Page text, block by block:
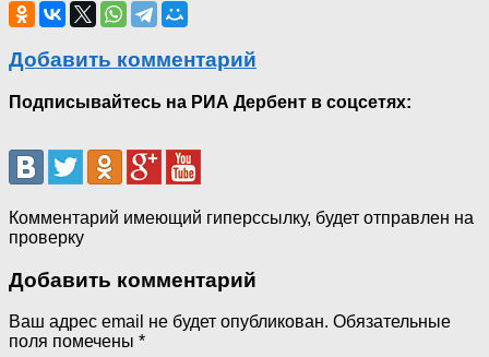
Добавить комментарий
Подписывайтесь на РИА Дербент в соцсетях:
Комментарий имеющий гиперссылку, будет отправлен на
проверку
Добавить комментарий
Ваш адрес email не будет опубликован. Обязательные
поля помечены *